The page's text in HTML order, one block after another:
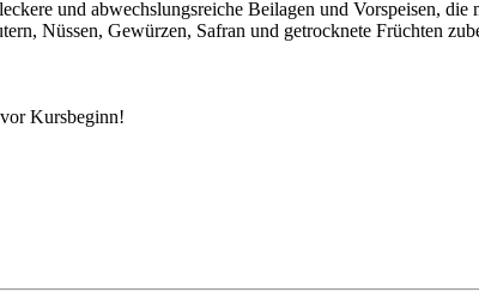
und abwechslungsreiche Beilagen und Vorspeisen,
Nüssen, Gewürzen, Safran und getrocknete Früchten
Kursbeginn!